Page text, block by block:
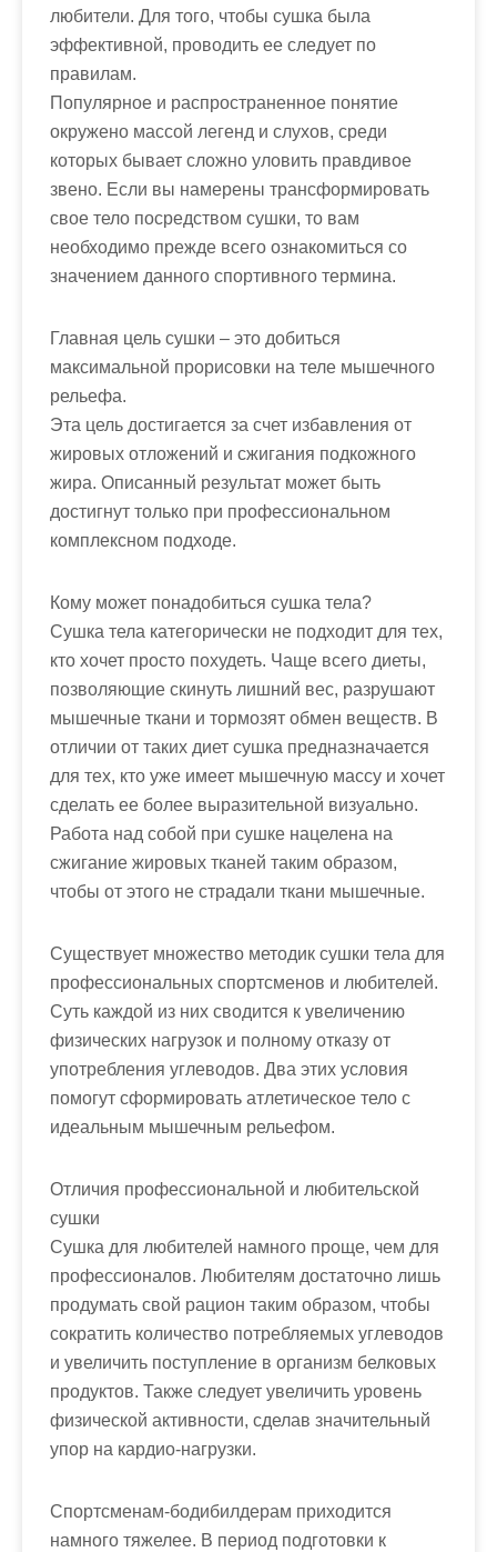
любители. Для того, чтобы сушка была
эффективной, проводить ее следует по
правилам.
Популярное и распространенное понятие
окружено массой легенд и слухов, среди
которых бывает сложно уловить правдивое
звено. Если вы намерены трансформировать
свое тело посредством сушки, то вам
необходимо прежде всего ознакомиться со
значением данного спортивного термина.
Главная цель сушки – это добиться
максимальной прорисовки на теле мышечного
рельефа.
Эта цель достигается за счет избавления от
жировых отложений и сжигания подкожного
жира. Описанный результат может быть
достигнут только при профессиональном
комплексном подходе.
Кому может понадобиться сушка тела?
Сушка тела категорически не подходит для тех,
кто хочет просто похудеть. Чаще всего диеты,
позволяющие скинуть лишний вес, разрушают
мышечные ткани и тормозят обмен веществ. В
отличии от таких диет сушка предназначается
для тех, кто уже имеет мышечную массу и хочет
сделать ее более выразительной визуально.
Работа над собой при сушке нацелена на
сжигание жировых тканей таким образом,
чтобы от этого не страдали ткани мышечные.
Существует множество методик сушки тела для
профессиональных спортсменов и любителей.
Суть каждой из них сводится к увеличению
физических нагрузок и полному отказу от
употребления углеводов. Два этих условия
помогут сформировать атлетическое тело с
идеальным мышечным рельефом.
Отличия профессиональной и любительской
сушки
Сушка для любителей намного проще, чем для
профессионалов. Любителям достаточно лишь
продумать свой рацион таким образом, чтобы
сократить количество потребляемых углеводов
и увеличить поступление в организм белковых
продуктов. Также следует увеличить уровень
физической активности, сделав значительный
упор на кардио-нагрузки.
Спортсменам-бодибилдерам приходится
намного тяжелее. В период подготовки к